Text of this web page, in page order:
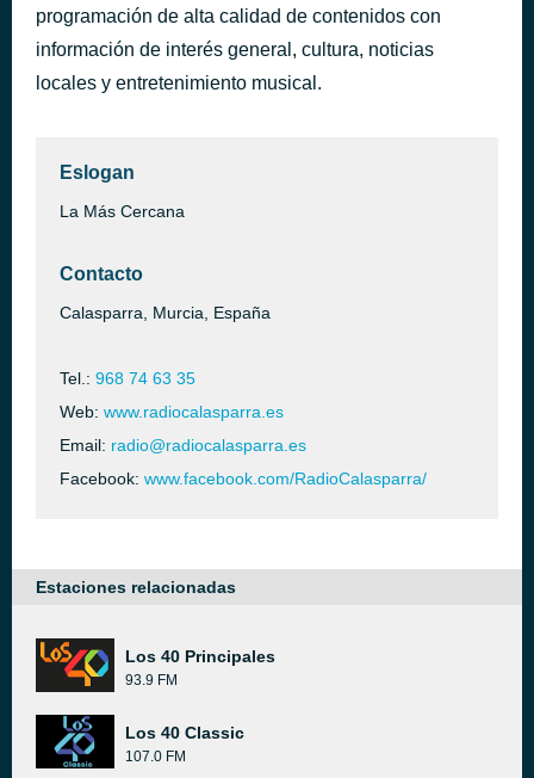
programación de alta calidad de contenidos con
información de interés general, cultura, noticias
locales y entretenimiento musical.
Eslogan
La Más Cercana
Contacto
Calasparra, Murcia, España
Tel.: 968 74 63 35
Web: www.radiocalasparra.es
Email: radio@radiocalasparra.es
Facebook: www.facebook.com/RadioCalasparra/
Estaciones relacionadas
Los 40 Principales
93.9 FM
Los 40 Classic
107.0 FM